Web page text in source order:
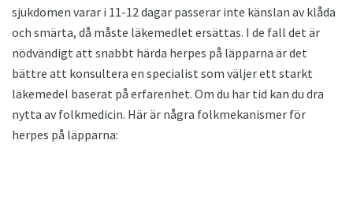
sjukdomen varar i 11-12 dagar passerar inte känslan av klåda
och smärta, då måste läkemedlet ersättas. I de fall det är
nödvändigt att snabbt härda herpes på läpparna är det
bättre att konsultera en specialist som väljer ett starkt
läkemedel baserat på erfarenhet. Om du har tid kan du dra
nytta av folkmedicin. Här är några folkmekanismer för
herpes på läpparna: